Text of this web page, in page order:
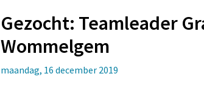
Gezocht: Teamleader
Wommelgem
maandag, 16 december 2019